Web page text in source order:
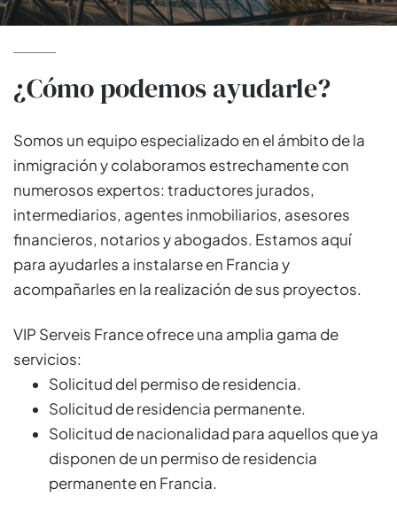
¿Cómo podemos ayudarle?
Somos un equipo especializado en el ámbito de la
inmigración y colaboramos estrechamente con
numerosos expertos: traductores jurados,
intermediarios, agentes inmobiliarios, asesores
financieros, notarios y abogados. Estamos aquí
para ayudarles a instalarse en Francia y
acompañarles en la realización de sus proyectos.
VIP Serveis France ofrece una amplia gama de
servicios:
Solicitud del permiso de residencia.
Solicitud de residencia permanente.
Solicitud de nacionalidad para aquellos que ya
disponen de un permiso de residencia
permanente en Francia.